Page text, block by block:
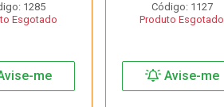
1285
Esgotado
me
Código: 1127
Produto Esgotado
Avise-me